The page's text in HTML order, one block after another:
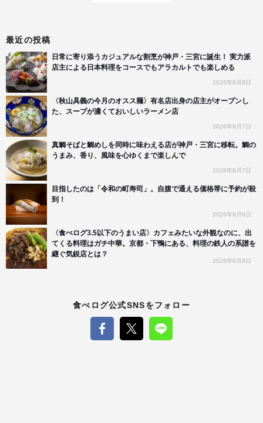
最近の投稿
日常に寄り添うカジュアルな割烹が神戸・三宮に誕生！ 実力派
店主による日本料理をコースでもアラカルトでも楽しめる
2026年8月8日
〈秋山具義の今月のオスス麺〉有名店出身の店主がオープンし
た、スープが濃くておいしいラーメン店
2026年8月7日
真鯛そばと鯛めしを同時に味わえる店が神戸・三宮に移転。鯛の
うまみ、香り、風味を心ゆくまで楽しんで
2026年8月7日
目指したのは「令和の町寿司」。自腹で通える価格帯に予約が殺
到！
2026年8月6日
〈食べログ3.5以下のうまい店〉カフェみたいな外観なのに、出
てくる料理はガチ中華。京都・下鴨にある、料理の鉄人の系譜を
継ぐ気鋭店とは？
2026年8月6日
食べログ公式SNSをフォロー